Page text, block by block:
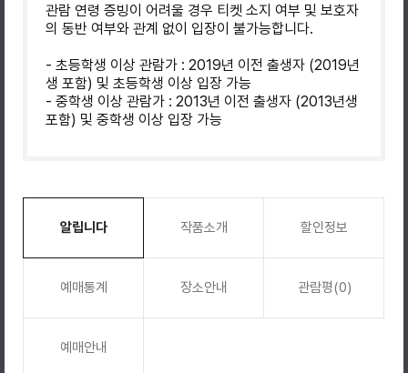
관람 연령 증빙이 어려울 경우 티켓 소지 여부 및 보호자
의 동반 여부와 관계 없이 입장이 불가능합니다.
- 초등학생 이상 관람가 : 2019년 이전 출생자 (2019년
생 포함) 및 초등학생 이상 입장 가능
- 중학생 이상 관람가 : 2013년 이전 출생자 (2013년생
포함) 및 중학생 이상 입장 가능
알립니다 작품소개 할인정보
예매통계 장소안내 관람평(0)
예매안내